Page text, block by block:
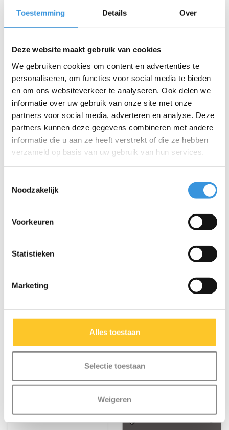
Toestemming Details Over
Deze website maakt gebruik van cookies
We gebruiken cookies om content en advertenties te
personaliseren, om functies voor social media te bieden
en om ons websiteverkeer te analyseren. Ook delen we
informatie over uw gebruik van onze site met onze
partners voor social media, adverteren en analyse. Deze
partners kunnen deze gegevens combineren met andere
informatie die u aan ze heeft verstrekt of die ze hebben
verzameld op basis van uw gebruik van hun services.
Noodzakelijk
Voorkeuren
Statistieken
Marketing
Alles toestaan
Selectie toestaan
Weigeren
Deliverytime
Meer info
Deliverytime
Meer info
SALE
bag
Micro flessenhouder
Deliverytime